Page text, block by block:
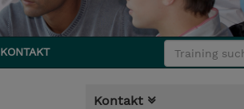
KONTAKT
Kontakt